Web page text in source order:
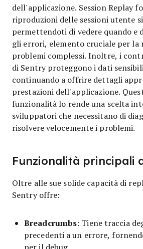
dell'applicazione. Session Replay
riproduzioni delle sessioni utente
permettendoti di vedere quando e
gli errori, elemento cruciale per la
problemi complessi. Inoltre, i
di Sentry proteggono i dati
continuando a offrire dettagli
prestazioni dell'applicazione.
funzionalità lo rende una scelta
sviluppatori che necessitano di
risolvere velocemente i problemi.
Funzionalità principali
Oltre alle sue solide capacità di
Sentry offre:
Breadcrumbs: Tiene traccia
precedenti a un errore,
per il debug.